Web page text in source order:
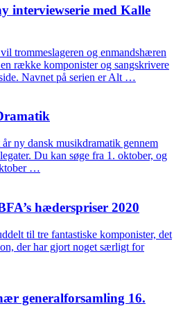
interviewserie med Kalle
trommeslageren og enmandshæren
række komponister og sangskrivere
Navnet på serien er Alt …
ny dansk musikdramatik gennem
Du kan søge fra 1. oktober, og
…
hæderspriser 2020
til tre fantastiske komponister, det
der har gjort noget særligt for
generalforsamling 16.